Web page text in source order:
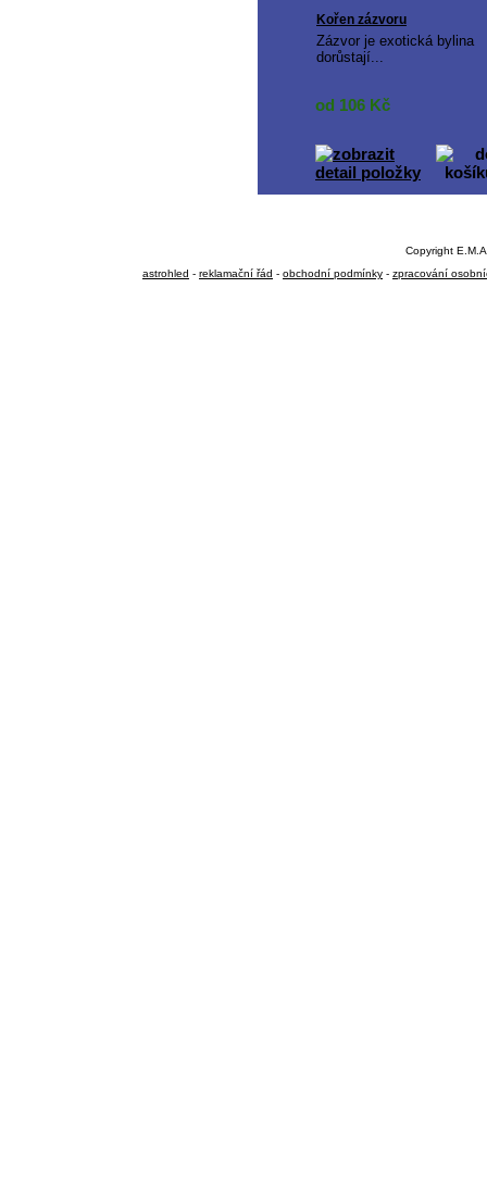
Kořen zázvoru
Zázvor je exotická bylina
dorůstají...
od 106 Kč
Copyright
astrohled - reklamační řád - obchodní podmínky - zpracování